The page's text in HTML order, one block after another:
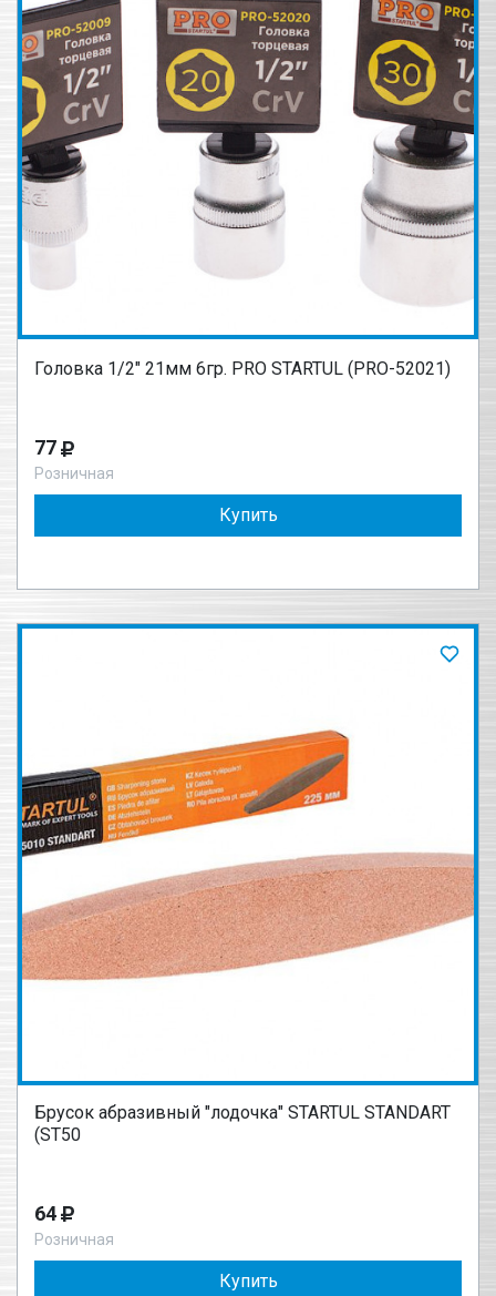
Головка 1/2" 21мм 6гр. PRO STARTUL (PRO-52021)
77
Розничная
Купить
Брусок абразивный "лодочка" STARTUL STANDART
(ST50
64
Розничная
Купить